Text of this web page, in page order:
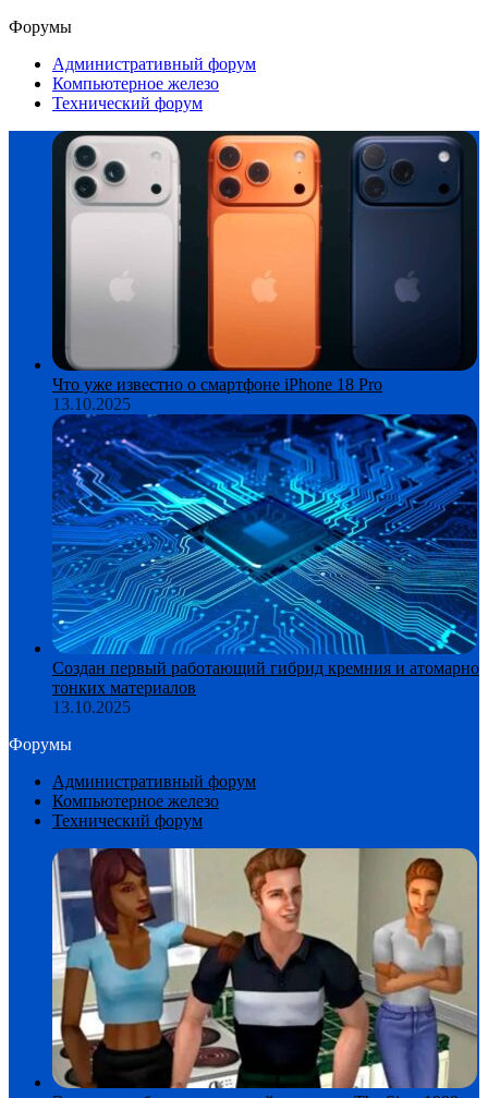
Форумы
Административный форум
Компьютерное железо
Технический форум
Что уже известно о смартфоне iPhone 18 Pro
13.10.2025
Создан первый работающий гибрид кремния и атомарно
тонких материалов
13.10.2025
Форумы
Административный форум
Компьютерное железо
Технический форум